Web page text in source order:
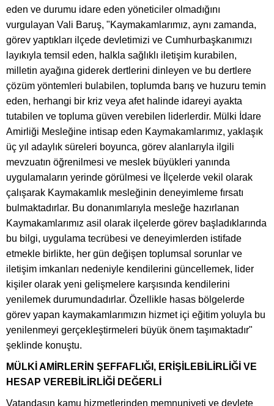
eden ve durumu idare eden yöneticiler olmadığını
vurgulayan Vali Baruş, "Kaymakamlarımız, aynı zamanda,
görev yaptıkları ilçede devletimizi ve Cumhurbaşkanımızı
layıkıyla temsil eden, halkla sağlıklı iletişim kurabilen,
milletin ayağına giderek dertlerini dinleyen ve bu dertlere
çözüm yöntemleri bulabilen, toplumda barış ve huzuru temin
eden, herhangi bir kriz veya afet halinde idareyi ayakta
tutabilen ve topluma güven verebilen liderlerdir. Mülki İdare
Amirliği Mesleğine intisap eden Kaymakamlarımız, yaklaşık
üç yıl adaylık süreleri boyunca, görev alanlarıyla ilgili
mevzuatın öğrenilmesi ve meslek büyükleri yanında
uygulamaların yerinde görülmesi ve İlçelerde vekil olarak
çalışarak Kaymakamlık mesleğinin deneyimleme fırsatı
bulmaktadırlar. Bu donanımlarıyla mesleğe hazırlanan
Kaymakamlarımız asil olarak ilçelerde görev başladıklarında
bu bilgi, uygulama tecrübesi ve deneyimlerden istifade
etmekle birlikte, her gün değişen toplumsal sorunlar ve
iletişim imkanları nedeniyle kendilerini güncellemek, lider
kişiler olarak yeni gelişmelere karşısında kendilerini
yenilemek durumundadırlar. Özellikle hasas bölgelerde
görev yapan kaymakamlarımızın hizmet içi eğitim yoluyla bu
yenilenmeyi gerçekleştirmeleri büyük önem taşımaktadır"
şeklinde konuştu.
MÜLKİ AMİRLERİN ŞEFFAFLIĞI, ERİŞİLEBİLİRLİĞİ VE
HESAP VEREBİLİRLİĞİ DEĞERLİ
Vatandaşın kamu hizmetlerinden memnuniyeti ve devlete